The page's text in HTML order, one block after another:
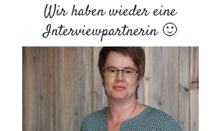
Wir haben wieder eine
Interviewpartnerin 🙂